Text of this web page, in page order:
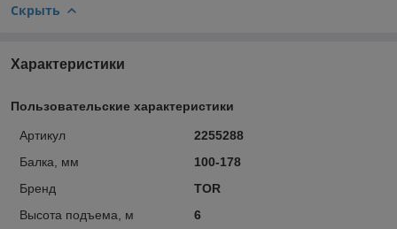
Скрыть
Характеристики
Пользовательские характеристики
Артикул
2255288
Балка, мм
100-178
Бренд
TOR
Высота подъема, м
6